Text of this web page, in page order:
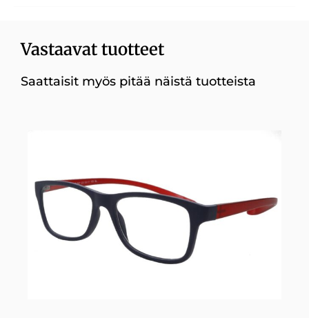
Vastaavat tuotteet
Saattaisit myös pitää näistä tuotteista